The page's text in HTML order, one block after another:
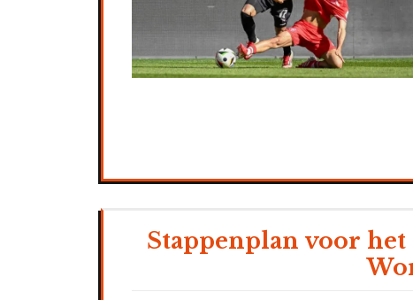
Stappenplan voor het